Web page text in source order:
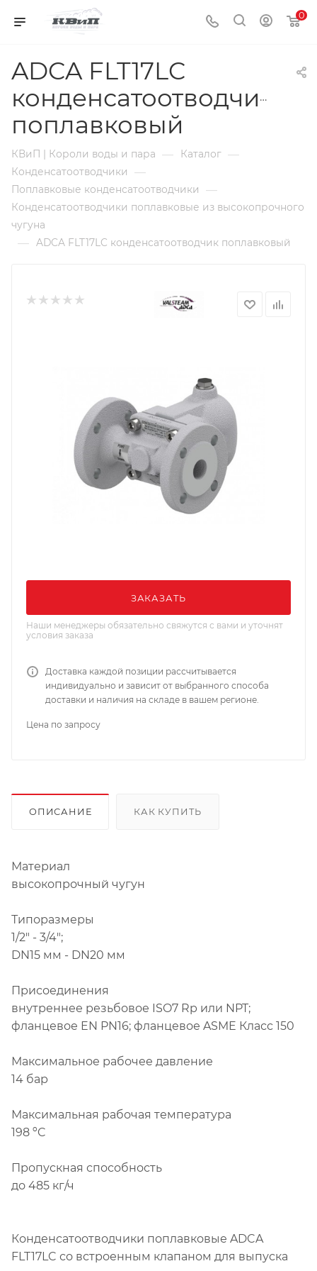
0
ADCA FLT17LC
конденсатоотводчик
поплавковый
КВиП | Короли воды и пара — Каталог —
Конденсатоотводчики —
Поплавковые конденсатоотводчики —
Конденсатоотводчики поплавковые из высокопрочного
чугуна
— ADCA FLT17LC конденсатоотводчик поплавковый
ЗАКАЗАТЬ
Наши менеджеры обязательно свяжутся с вами и уточнят
условия заказа
Доставка каждой позиции рассчитывается
индивидуально и зависит от выбранного способа
доставки и наличия на складе в вашем регионе.
Цена по запросу
ОПИСАНИЕ КАК КУПИТЬ
Материал
высокопрочный чугун
Типоразмеры
1/2" - 3/4";
DN15 мм - DN20 мм
Присоединения
внутреннее резьбовое ISO7 Rp или NPT;
фланцевое EN PN16; фланцевое ASME Класс 150
Максимальное рабочее давление
14 бар
Максимальная рабочая температура
198 ºC
Пропускная способность
до 485 кг/ч
Конденсатоотводчики поплавковые ADCA
FLT17LC со встроенным клапаном для выпуска